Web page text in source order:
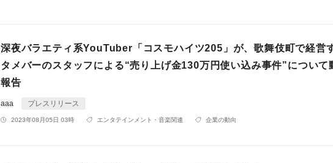
深夜バラエティ系YouTuber「コスモハイツ205」が、歌舞伎町で経営
タメバーのスタッフによる“売り上げ金130万円使い込み事件”について
報告
aaa プレスリリース
2023年08月05日 03時 エンタテインメント・音楽関連 企業の動向